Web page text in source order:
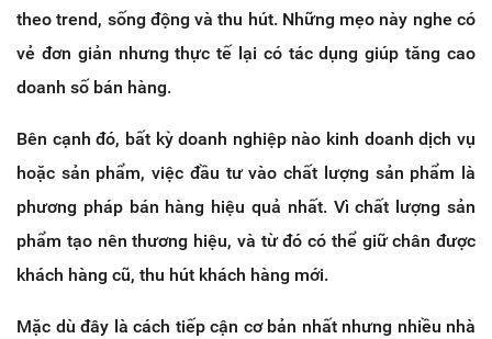
theo trend, sống động và thu hút. Những mẹo này nghe có
vẻ đơn giản nhưng thực tế lại có tác dụng giúp tăng cao
doanh số bán hàng.
Bên cạnh đó, bất kỳ doanh nghiệp nào kinh doanh dịch vụ
hoặc sản phẩm, việc đầu tư vào chất lượng sản phẩm là
phương pháp bán hàng hiệu quả nhất. Vì chất lượng sản
phẩm tạo nên thương hiệu, và từ đó có thể giữ chân được
khách hàng cũ, thu hút khách hàng mới.
Mặc dù đây là cách tiếp cận cơ bản nhất nhưng nhiều nhà